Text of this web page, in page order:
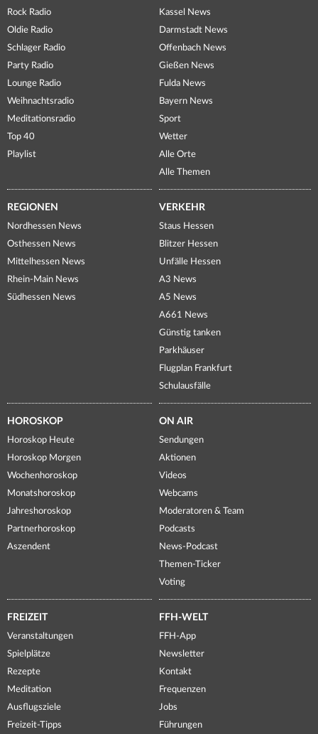
Rock Radio
Oldie Radio
Schlager Radio
Party Radio
Lounge Radio
Weihnachtsradio
Meditationsradio
Top 40
Playlist
Kassel News
Darmstadt News
Offenbach News
Gießen News
Fulda News
Bayern News
Sport
Wetter
Alle Orte
Alle Themen
REGIONEN
Nordhessen News
Osthessen News
Mittelhessen News
Rhein-Main News
Südhessen News
VERKEHR
Staus Hessen
Blitzer Hessen
Unfälle Hessen
A3 News
A5 News
A661 News
Günstig tanken
Parkhäuser
Flugplan Frankfurt
Schulausfälle
HOROSKOP
Horoskop Heute
Horoskop Morgen
Wochenhoroskop
Monatshoroskop
Jahreshoroskop
Partnerhoroskop
Aszendent
ON AIR
Sendungen
Aktionen
Videos
Webcams
Moderatoren & Team
Podcasts
News-Podcast
Themen-Ticker
Voting
FREIZEIT
Veranstaltungen
Spielplätze
Rezepte
Meditation
Ausflugsziele
Freizeit-Tipps
FFH-WELT
FFH-App
Newsletter
Kontakt
Frequenzen
Jobs
Führungen